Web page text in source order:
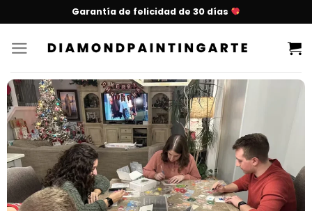
Garantía de felicidad de 30 días